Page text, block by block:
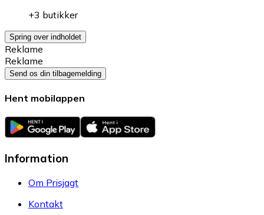
+3 butikker
Spring over indholdet
Reklame
Reklame
Send os din tilbagemelding
Hent mobilappen
Information
Om Prisjagt
Kontakt